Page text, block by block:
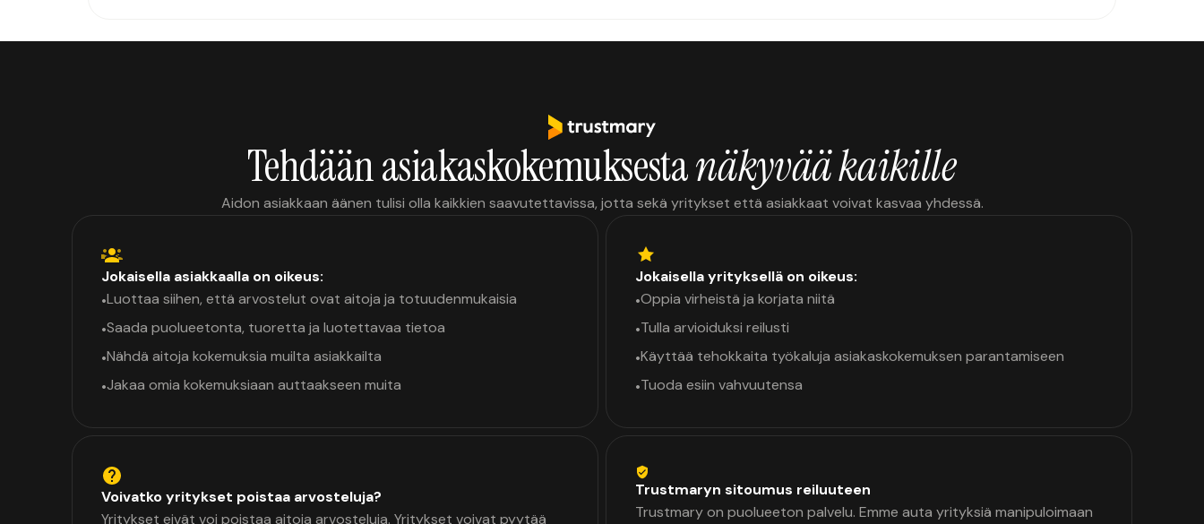
Tehdään asiakaskokemuksestanäkyvää kaikille
Aidon asiakkaan äänen tulisi olla kaikkien saavutettavissa, jotta sekä yritykset että asiakkaat voivat kasvaa yhdessä.
Jokaisella asiakkaalla on oikeus:
•Luottaa siihen, että arvostelut ovat aitoja ja totuudenmukaisia
•Saada puolueetonta, tuoretta ja luotettavaa tietoa
•Nähdä aitoja kokemuksia muilta asiakkailta
•Jakaa omia kokemuksiaan auttaakseen muita
Jokaisella yrityksellä on oikeus:
•Oppia virheistä ja korjata niitä
•Tulla arvioiduksi reilusti
•Käyttää tehokkaita työkaluja asiakaskokemuksen parantamiseen
•Tuoda esiin vahvuutensa
Voivatko yritykset poistaa arvosteluja?
Yritykset eivät voi poistaa aitoja arvosteluja. Yritykset voivat pyytää
Trustmaryn sitoumus reiluuteen
Trustmary on puolueeton palvelu. Emme auta yrityksiä manipuloimaan